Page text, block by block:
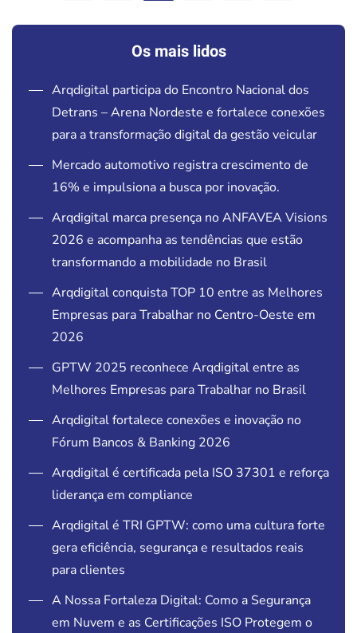
Os mais lidos
Arqdigital participa do Encontro Nacional dos
Detrans – Arena Nordeste e fortalece conexões
para a transformação digital da gestão veicular
Mercado automotivo registra crescimento de
16% e impulsiona a busca por inovação.
Arqdigital marca presença no ANFAVEA Visions
2026 e acompanha as tendências que estão
transformando a mobilidade no Brasil
Arqdigital conquista TOP 10 entre as Melhores
Empresas para Trabalhar no Centro-Oeste em
2026
GPTW 2025 reconhece Arqdigital entre as
Melhores Empresas para Trabalhar no Brasil
Arqdigital fortalece conexões e inovação no
Fórum Bancos & Banking 2026
Arqdigital é certificada pela ISO 37301 e reforça
liderança em compliance
Arqdigital é TRI GPTW: como uma cultura forte
gera eficiência, segurança e resultados reais
para clientes
A Nossa Fortaleza Digital: Como a Segurança
em Nuvem e as Certificações ISO Protegem o